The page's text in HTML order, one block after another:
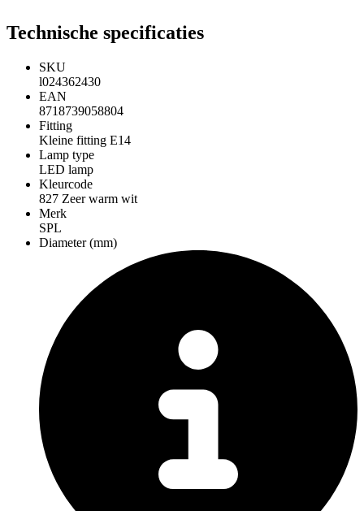
Technische specificaties
SKU
l024362430
EAN
8718739058804
Fitting
Kleine fitting E14
Lamp type
LED lamp
Kleurcode
827 Zeer warm wit
Merk
SPL
Diameter (mm)